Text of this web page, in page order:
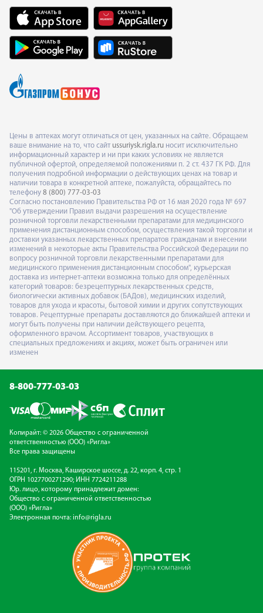
Цены в аптеках могут отличаться от цен, указанных на сайте. Обращаем
ваше внимание на то, что сайт ussuriysk.rigla.ru носит исключительно
информационный характер и ни при каких условиях не является
публичной офертой, определяемой положениями п. 2 ст. 437 ГК РФ. Для
получения подробной информации о действующих ценах на товар и
наличии товара в конкретной аптеке, пожалуйста, обращайтесь по
телефону 8 (800) 777-03-03
Согласно постановлению Правительства РФ от 16 мая 2020 года № 697
"Об утверждении Правил выдачи разрешения на осуществление
розничной торговли лекарственными препаратами для медицинского
применения дистанционным способом, осуществления такой торговли и
доставки указанных лекарственных препаратов гражданам и внесении
изменений в некоторые акты Правительства Российской Федерации по
вопросу розничной торговли лекарственными препаратами для
медицинского применения дистанционным способом", курьерская
доставка из интернет-аптеки возможна только для определённых
категорий товаров: безрецептурных лекарственных средств,
биологически активных добавок (БАДов), медицинских изделий,
товаров для ухода и красоты, бытовой химии и других сопутствующих
товаров. Рецептурные препараты доставляются до ближайшей аптеки и
могут быть получены при наличии действующего рецепта,
оформленного врачом. Ассортимент товаров, участвующих в
специальных предложениях и акциях, может быть ограничен или
изменен
8-800-777-03-03
Копирайт: © 2026 Общество с ограниченной
ответственностью (ООО) «Ригла»
Все права защищены
115201, г. Москва, Каширское шоссе, д. 22, корп. 4, стр. 1
ОГРН 1027700271290; ИНН 7724211288
Юр. лицо, которому принадлежит домен:
Общество с ограниченной ответственностью
(ООО) «Ригла»
Электронная почта: info@rigla.ru